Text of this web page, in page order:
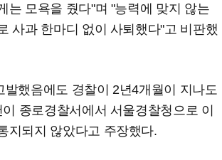
는 모욕을 줬다"며 "능력에 맞지 않는
사과 한마디 없이 사퇴했다"고 비판했
했음에도 경찰이 2년4개월이 지나도
종로경찰서에서 서울경찰청으로 이
지되지 않았다고 주장했다.